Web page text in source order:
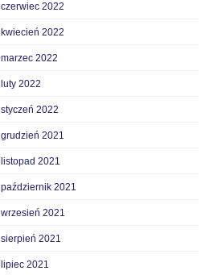
czerwiec 2022
kwiecień 2022
marzec 2022
luty 2022
styczeń 2022
grudzień 2021
listopad 2021
październik 2021
wrzesień 2021
sierpień 2021
lipiec 2021